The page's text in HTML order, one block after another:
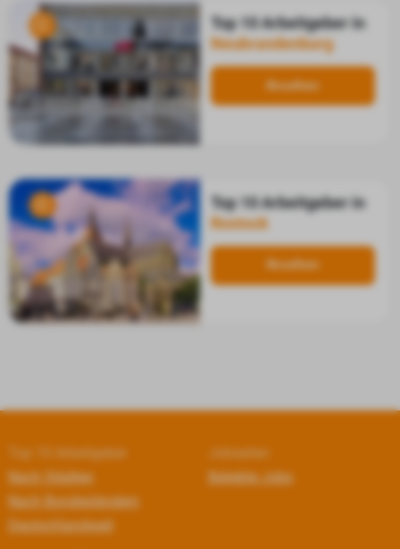
Top 10 Arbeitgeber in
Neubrandenburg
Ansehen
Top 10 Arbeitgeber in
Rostock
Ansehen
Top 10 Arbeitgeber
Nach Städten
Nach Bundesländern
Deutschlandweit
Jobseiten
Beliebte Jobs